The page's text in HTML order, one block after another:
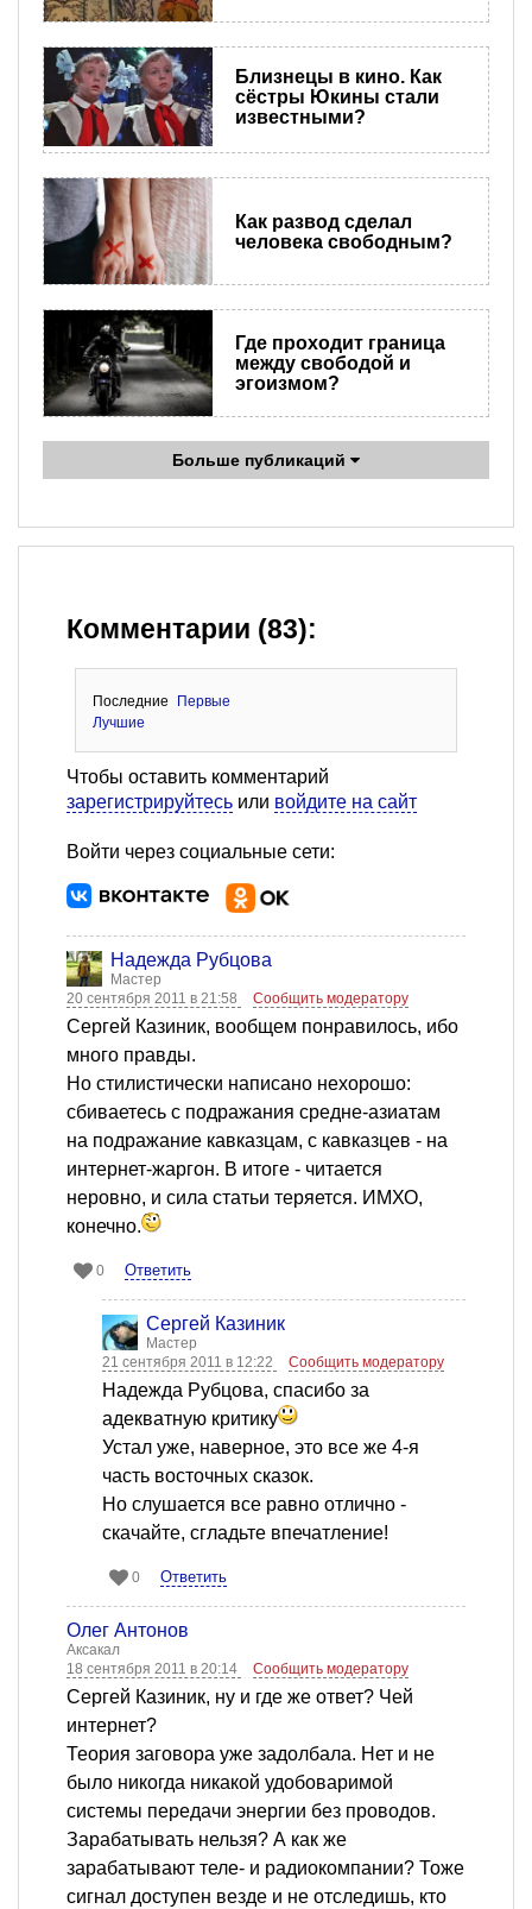
Близнецы в кино. Как
сёстры Юкины стали
известными?
Как развод сделал
человека свободным?
Где проходит граница
между свободой и
эгоизмом?
Больше публикаций
Комментарии (83):
Последние
Первые
Лучшие
Чтобы оставить комментарий
зарегистрируйтесь или войдите на сайт
Войти через социальные сети:
Надежда Рубцова
Мастер
20 сентября 2011 в 21:58
Сообщить модератору
Сергей Казиник, вообщем понравилось, ибо
много правды.
Но стилистически написано нехорошо:
сбиваетесь с подражания средне-азиатам
на подражание кавказцам, с кавказцев - на
интернет-жаргон. В итоге - читается
неровно, и сила статьи теряется. ИМХО,
конечно.
0 Ответить
Сергей Казиник
Мастер
21 сентября 2011 в 12:22
Сообщить модератору
Надежда Рубцова, спасибо за
адекватную критику
Устал уже, наверное, это все же 4-я
часть восточных сказок.
Но слушается все равно отлично -
скачайте, сгладьте впечатление!
0 Ответить
Олег Антонов
Аксакал
18 сентября 2011 в 20:14
Сообщить модератору
Сергей Казиник, ну и где же ответ? Чей
интернет?
Теория заговора уже задолбала. Нет и не
было никогда никакой удобоваримой
системы передачи энергии без проводов.
Зарабатывать нельзя? А как же
зарабатывают теле- и радиокомпании? Тоже
сигнал доступен везде и не отследишь, кто